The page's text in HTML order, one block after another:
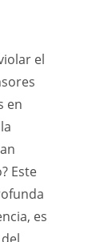
el
en
Este
es